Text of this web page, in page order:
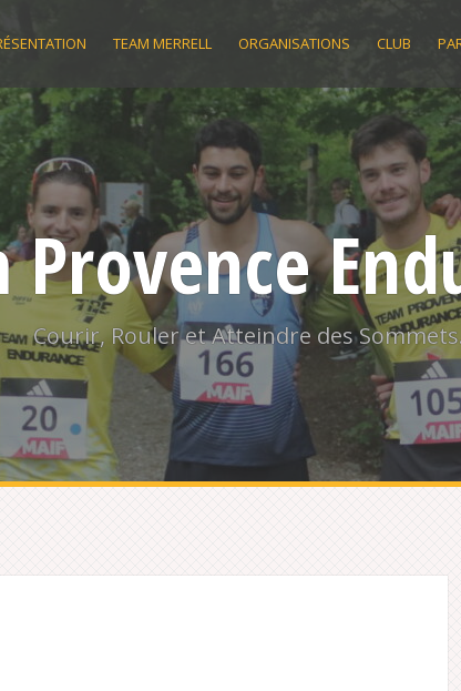
TEAM MERRELL ORGANISATIONS CLUB
Provence
Courir, Rouler et Atteindre des Sommets.